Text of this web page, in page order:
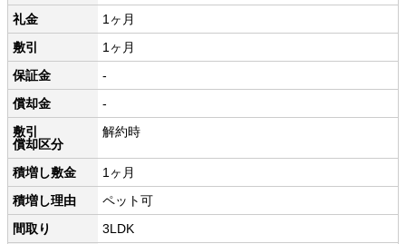
礼金
1ヶ月
敷引
1ヶ月
保証金
-
償却金
-
敷引
償却区分
解約時
積増し敷金
1ヶ月
積増し理由
ペット可
間取り
3LDK